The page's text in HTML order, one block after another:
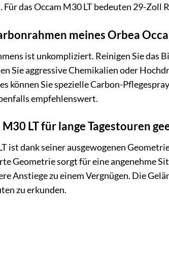
das Occam M30 LT bedeuten 29-Zoll
meines Orbea
ist unkompliziert. Reinigen Sie das
Sie aggressive Chemikalien oder
können Sie spezielle Carbon-
empfehlenswert.
LT für lange Tagestouren
ist dank seiner ausgewogenen
Geometrie sorgt für eine angenehme
Anstiege zu einem Vergnügen. Die
zu erkunden.